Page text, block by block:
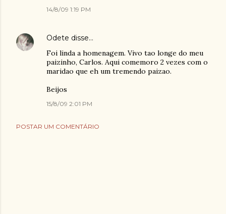
14/8/09 1:19 PM
Odete disse…
Foi linda a homenagem. Vivo tao longe do meu
paizinho, Carlos. Aqui comemoro 2 vezes com o
maridao que eh um tremendo paizao.
Beijos
15/8/09 2:01 PM
POSTAR UM COMENTÁRIO